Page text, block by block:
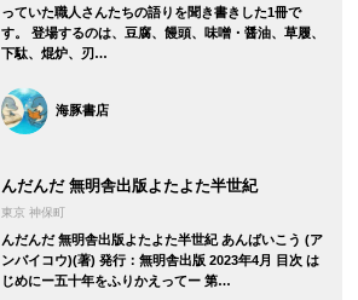
っていた職人さんたちの語りを聞き書きした1冊で
す。 登場するのは、豆腐、饅頭、味噌・醤油、草履、
下駄、焜炉、刃…
海豚書店
んだんだ 無明舎出版よたよた半世紀
東京 神保町
んだんだ 無明舎出版よたよた半世紀 あんばいこう (ア
ンバイコウ)(著) 発行：無明舎出版 2023年4月 目次 は
じめにー五十年をふりかえってー 第…